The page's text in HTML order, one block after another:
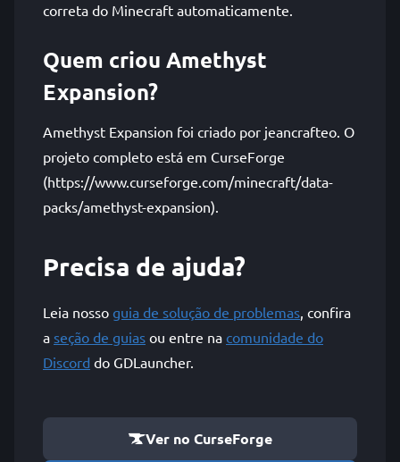
correta do Minecraft automaticamente.
Quem criou Amethyst
Expansion?
Amethyst Expansion foi criado por jeancrafteo. O
projeto completo está em CurseForge
(https://www.curseforge.com/minecraft/data-
packs/amethyst-expansion).
Precisa de ajuda?
Leia nosso guia de solução de problemas, confira
a seção de guias ou entre na comunidade do
Discord do GDLauncher.
Ver no CurseForge